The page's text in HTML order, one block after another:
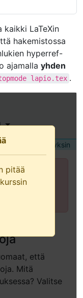
LaTeXin
hakemistossa
hyperref-
ajamalla yhden
lapio.tex .
pitää
Palautetaan yksin
pitää
kurssin
että
Mitä
Valitse